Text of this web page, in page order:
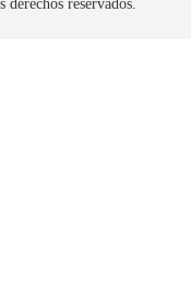
reservados.